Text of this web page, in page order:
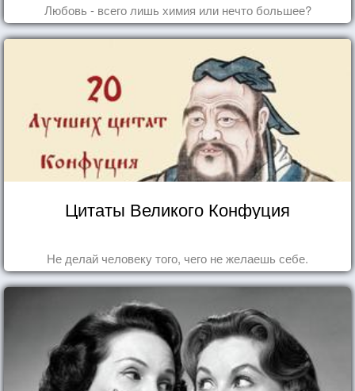
Любовь - всего лишь химия или нечто большее?
Цитаты Великого Конфуция
Не делай человеку того, чего не желаешь себе.